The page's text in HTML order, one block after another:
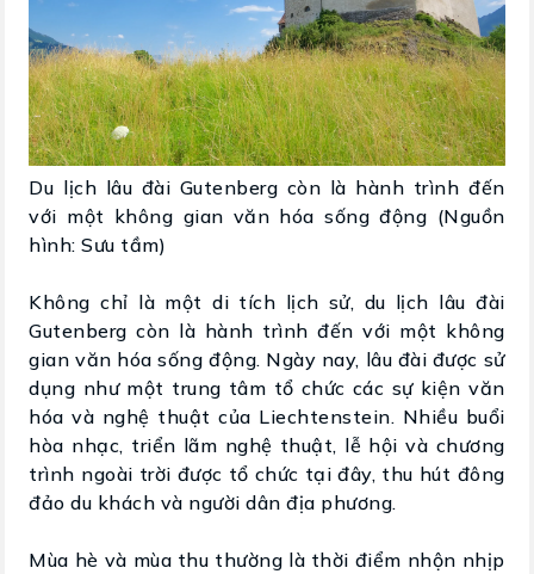
Du lịch lâu đài Gutenberg còn là hành trình đến
với một không gian văn hóa sống động (Nguồn
hình: Sưu tầm)
Không chỉ là một di tích lịch sử, du lịch lâu đài
Gutenberg còn là hành trình đến với một không
gian văn hóa sống động. Ngày nay, lâu đài được sử
dụng như một trung tâm tổ chức các sự kiện văn
hóa và nghệ thuật của Liechtenstein. Nhiều buổi
hòa nhạc, triển lãm nghệ thuật, lễ hội và chương
trình ngoài trời được tổ chức tại đây, thu hút đông
đảo du khách và người dân địa phương.
Mùa hè và mùa thu thường là thời điểm nhộn nhịp